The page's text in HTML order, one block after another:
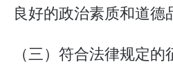
良好的政治素质和道德
（三）符合法律规定的